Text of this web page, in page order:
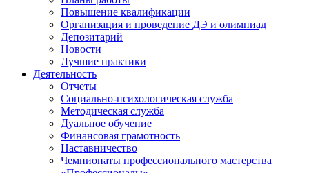
Повышение квалификации
Организация и проведение ДЭ и олимпиад
Депозитарий
Новости
Лучшие практики
Деятельность
Отчеты
Социально-психологическая служба
Методическая служба
Дуальное обучение
Финансовая грамотность
Наставничество
Чемпионаты профессионального мастерства